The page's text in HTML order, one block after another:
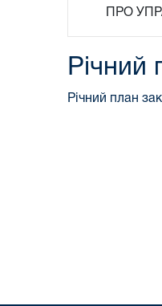
ПРО
Річний
Річний план